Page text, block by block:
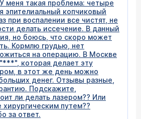
меня такая проблема: четыре
эпителиальный копчиковый
при воспалении все чистят, не
делать иссечение. В данный
но боюсь, что скоро может
Кормлю грудью, нет
на операцию. В Москве
которая делает эту
в этот же день можно
денег. Отзывы разные,
Подскажите,
ли делать лазером?? Или
хирургическим путем??
за ответ.